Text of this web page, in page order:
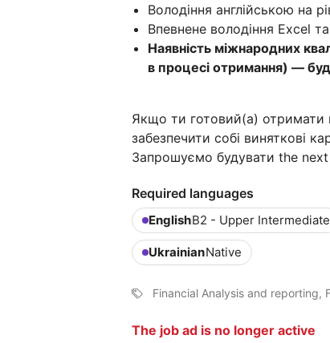
Володіння англійською на
Впевнене володіння Excel
Наявність міжнародних
в процесі отримання) —
Якщо ти готовий(а) отримати
забезпечити собі виняткові
Запрошуємо будувати the
Required languages
EnglishB2 - Upper Intermediate
UkrainianNative
Financial Analysis and reporting,
The job ad is no longer active